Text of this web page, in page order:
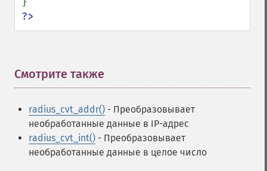
?>
Смотрите также
radius_cvt_addr() - Преобразовывает
необработанные данные в IP-адрес
radius_cvt_int() - Преобразовывает
необработанные данные в целое число